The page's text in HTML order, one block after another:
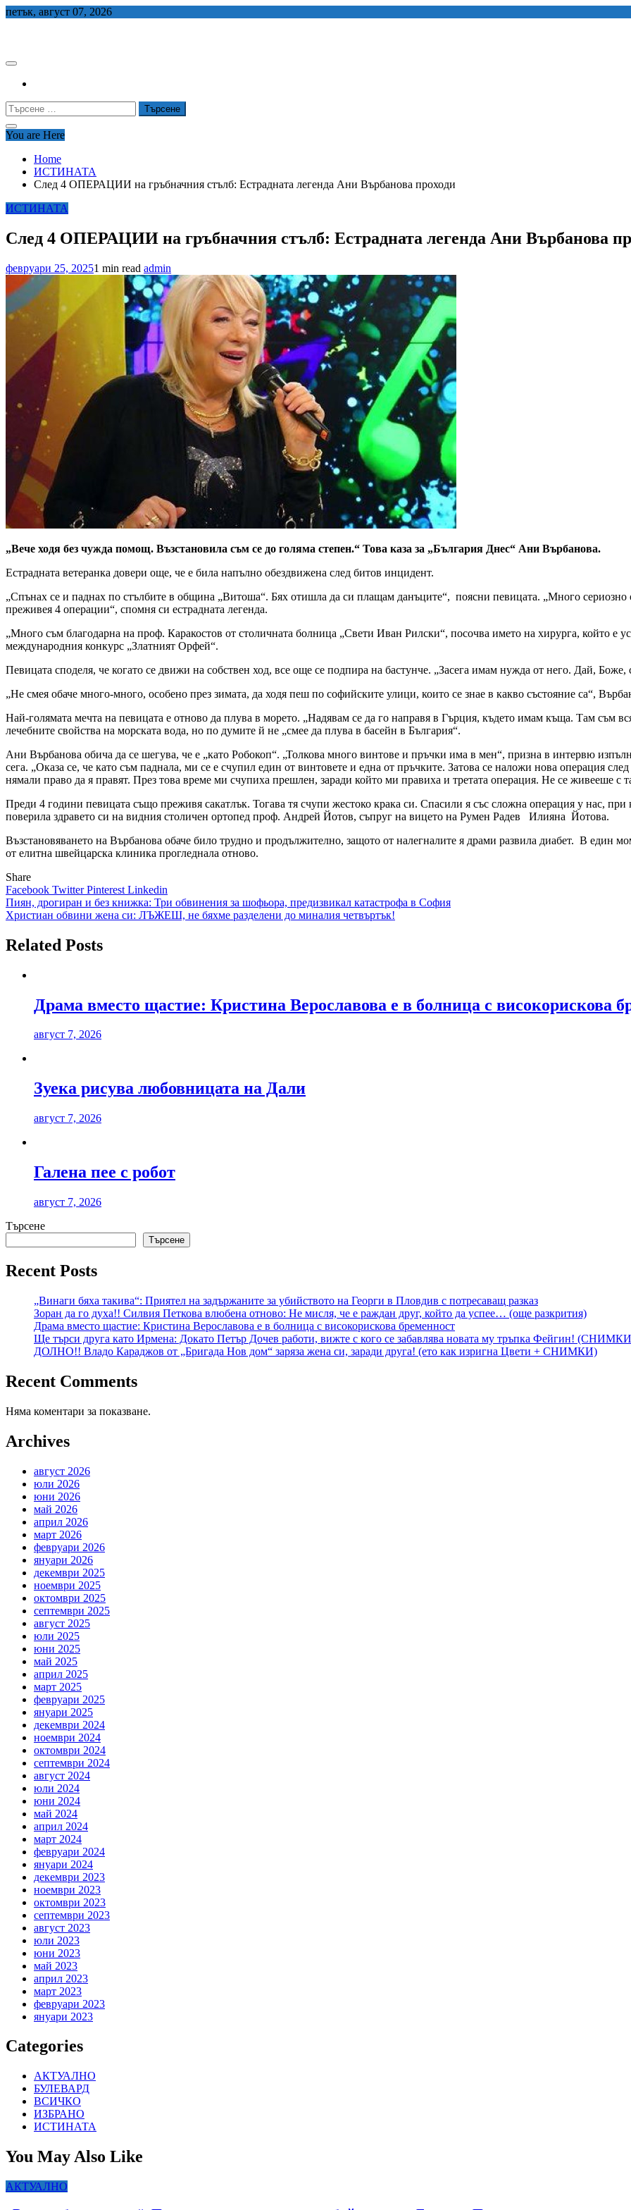
Skip
петък, август 07, 2026
Търсене
за:
You are Here
Home
ИСТИНАТА
След 4 ОПЕРАЦИИ на гръбначния стълб: Естрадната легенда Ани Върбанова проходи
ИСТИНАТА
След 4 ОПЕРАЦИИ на гръбначния стълб: Естрадната легенда Ани Върбанова
февруари 25, 20251 min read admin
„Вече ходя без чужда помощ. Възстановила съм се до голяма степен.“ Това каза за „България Днес“ Ани Върбанова.
Естрадната ветеранка довери още, че е била напълно обездвижена след битов инцидент.
„Спънах се и паднах по стълбите в община „Витоша“. Бях отишла да си плащам данъците“, поясни певицата. „Много сериозно
преживея 4 операции“, спомня си естрадната легенда.
„Много съм благодарна на проф. Каракостов от столичната болница „Свети Иван Рилски“, посочва името на хирурга, който е
международния конкурс „Златният Орфей“.
Певицата споделя, че когато се движи на собствен ход, все още се подпира на бастунче. „Засега имам нужда от него. Дай,
„Не смея обаче много-много, особено през зимата, да ходя пеш по софийските улици, които се знае в какво състояние са“,
Най-голямата мечта на певицата е отново да плува в морето. „Надявам се да го направя в Гърция, където имам къща. Там съм
лечебните свойства на морската вода, но по думите й не „смее да плува в басейн в България“.
Ани Върбанова обича да се шегува, че е „като Робокоп“. „Толкова много винтове и пръчки има в мен“, призна в интервю
сега. „Оказа се, че като съм паднала, ми се е счупил един от винтовете и една от пръчките. Затова се наложи нова операция
нямали право да я правят. През това време ми счупиха прешлен, заради който ми правиха и третата операция. Не се живееше с
Преди 4 години певицата също преживя сакатлък. Тогава тя счупи жестоко крака си. Спасили я със сложна операция у нас,
поверила здравето си на видния столичен ортопед проф. Андрей Йотов, съпруг на вицето на Румен Радев Илияна Йотова.
Възстановяването на Върбанова обаче било трудно и продължително, защото от налегналите я драми развила диабет. В един
от елитна швейцарска клиника прогледнала отново.
Share
Facebook TwitterPinterest Linkedin
Навигация
Пиян, дрогиран и без книжка: Три обвинения за шофьора, предизвикал катастрофа в София
Христиан обвини жена си: ЛЪЖЕШ, не бяхме разделени до миналия четвъртък!
Related Posts
Драма вместо щастие: Кристина Верославова е в болница с високорискова
август 7, 2026
Зуека рисува любовницата на Дали
август 7, 2026
Галена пее с робот
август 7, 2026
Търсене
Търсене
Recent Posts
„Винаги бяха такива“: Приятел на задържаните за убийството на Георги в Пловдив с потресаващ разказ
Зоран да го духа!! Силвия Петкова влюбена отново: Не мисля, че е раждан друг, който да успее… (още разкрития)
Драма вместо щастие: Кристина Верославова е в болница с високорискова бременност
Ще търси друга като Ирмена: Докато Петър Дочев работи, вижте с кого се забавлява новата му тръпка Фейгин!
ДОЛНО!! Владо Караджов от „Бригада Нов дом“ заряза жена си, заради друга! (ето как изригна Цвети + СНИМКИ)
Recent Comments
Няма коментари за показване.
Archives
август 2026
юли 2026
юни 2026
май 2026
април 2026
март 2026
февруари 2026
януари 2026
декември 2025
ноември 2025
октомври 2025
септември 2025
август 2025
юли 2025
юни 2025
май 2025
април 2025
март 2025
февруари 2025
януари 2025
декември 2024
ноември 2024
октомври 2024
септември 2024
август 2024
юли 2024
юни 2024
май 2024
април 2024
март 2024
февруари 2024
януари 2024
декември 2023
ноември 2023
октомври 2023
септември 2023
август 2023
юли 2023
юни 2023
май 2023
април 2023
март 2023
февруари 2023
януари 2023
Categories
АКТУАЛНО
БУЛЕВАРД
ВСИЧКО
ИЗБРАНО
ИСТИНАТА
You May Also Like
АКТУАЛНО